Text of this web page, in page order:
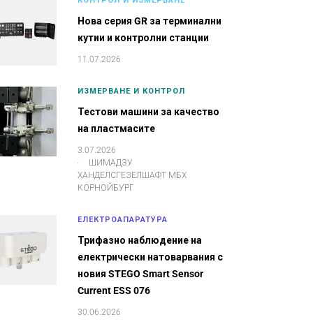
Нова серия GR за терминални
кутии и контролни станции
11.07.2026
ИЗМЕРВАНЕ И КОНТРОЛ
Тестови машини за качество
на пластмасите
3.07.2026
.
ШИМАДЗУ
ХАНДЕЛСГЕЗЕЛШАФТ МБХ
КОРНОЙБУРГ
ЕЛЕКТРОАПАРАТУРА
Трифазно наблюдение на
електрически натоварвания с
новия STEGO Smart Sensor
Current ESS 076
30.06.2026